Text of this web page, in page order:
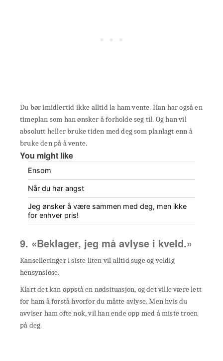
Du bør imidlertid ikke alltid la ham vente. Han har også en
timeplan som han ønsker å forholde seg til. Og han vil
absolutt heller bruke tiden med deg som planlagt enn å
bruke den på å vente.
You might like
Ensom
Når du har angst
Jeg ønsker å være sammen med deg, men ikke
for enhver pris!
9. «Beklager, jeg må avlyse i kveld.»
Kanselleringer i siste liten vil alltid suge og veldig
hensynsløse.
Klart det kan oppstå en nødsituasjon, og det ville være lett
for ham å forstå hvorfor du måtte avlyse. Men hvis du
avviser ham ofte nok, vil han ende opp med å miste troen
på deg.